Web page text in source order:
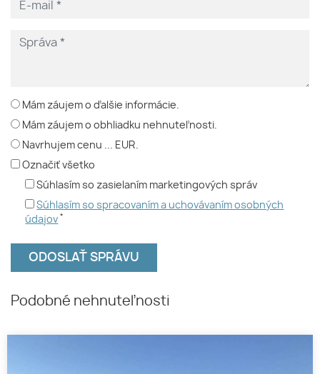
Mám záujem o ďalšie informácie.
Mám záujem o obhliadku nehnuteľnosti.
Navrhujem cenu ... EUR.
Označiť všetko
Súhlasím so zasielaním marketingových správ
Súhlasím so spracovaním a uchovávaním osobných
údajov *
Podobné nehnuteľnosti